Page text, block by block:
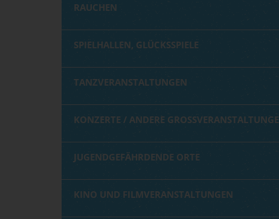
RAUCHEN
SPIELHALLEN, GLÜCKSSPIELE
TANZVERANSTALTUNGEN
KONZERTE / ANDERE GROSSVERANSTALTUNGEN
JUGENDGEFÄHRDENDE ORTE
KINO UND FILMVERANSTALTUNGEN